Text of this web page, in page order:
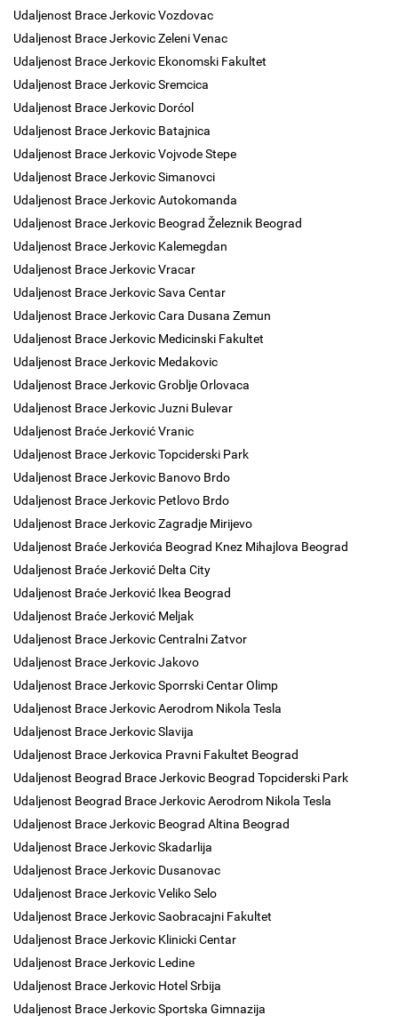
Udaljenost Brace Jerkovic Vozdovac
Udaljenost Brace Jerkovic Zeleni Venac
Udaljenost Brace Jerkovic Ekonomski Fakultet
Udaljenost Brace Jerkovic Sremcica
Udaljenost Brace Jerkovic Dorćol
Udaljenost Brace Jerkovic Batajnica
Udaljenost Brace Jerkovic Vojvode Stepe
Udaljenost Brace Jerkovic Simanovci
Udaljenost Brace Jerkovic Autokomanda
Udaljenost Brace Jerkovic Beograd Železnik Beograd
Udaljenost Brace Jerkovic Kalemegdan
Udaljenost Brace Jerkovic Vracar
Udaljenost Brace Jerkovic Sava Centar
Udaljenost Brace Jerkovic Cara Dusana Zemun
Udaljenost Brace Jerkovic Medicinski Fakultet
Udaljenost Brace Jerkovic Medakovic
Udaljenost Brace Jerkovic Groblje Orlovaca
Udaljenost Brace Jerkovic Juzni Bulevar
Udaljenost Braće Jerković Vranic
Udaljenost Brace Jerkovic Topciderski Park
Udaljenost Brace Jerkovic Banovo Brdo
Udaljenost Brace Jerkovic Petlovo Brdo
Udaljenost Brace Jerkovic Zagradje Mirijevo
Udaljenost Braće Jerkovića Beograd Knez Mihajlova Beograd
Udaljenost Braće Jerković Delta City
Udaljenost Braće Jerković Ikea Beograd
Udaljenost Braće Jerković Meljak
Udaljenost Brace Jerkovic Centralni Zatvor
Udaljenost Brace Jerkovic Jakovo
Udaljenost Brace Jerkovic Sporrski Centar Olimp
Udaljenost Brace Jerkovic Aerodrom Nikola Tesla
Udaljenost Brace Jerkovic Slavija
Udaljenost Brace Jerkovica Pravni Fakultet Beograd
Udaljenost Beograd Brace Jerkovic Beograd Topciderski Park
Udaljenost Beograd Brace Jerkovic Aerodrom Nikola Tesla
Udaljenost Brace Jerkovic Beograd Altina Beograd
Udaljenost Brace Jerkovic Skadarlija
Udaljenost Brace Jerkovic Dusanovac
Udaljenost Brace Jerkovic Veliko Selo
Udaljenost Brace Jerkovic Saobracajni Fakultet
Udaljenost Brace Jerkovic Klinicki Centar
Udaljenost Brace Jerkovic Ledine
Udaljenost Brace Jerkovic Hotel Srbija
Udaljenost Brace Jerkovic Sportska Gimnazija